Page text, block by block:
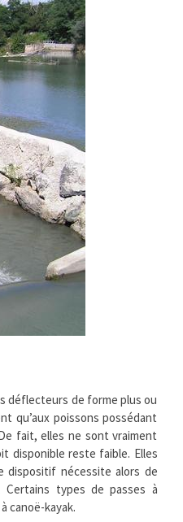
déflecteurs de forme plus ou
qu’aux poissons possédant
fait, elles ne sont vraiment
disponible reste faible. Elles
dispositif nécessite alors de
types de passes à
canoë-kayak.